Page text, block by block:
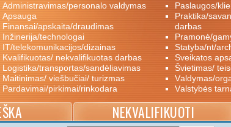
administravimas/personalo valdymas
apsauga
finansai/apskaita/draudimas
inžinerija/technologai
IT/telekomunikacijos/dizainas
kvalifikuotas/ nekvalifikuotas darbas
logistika/transportas/sandėliavimas
maitinimas/ viešbučiai/ turizmas
pardavimai/pirkimai/rinkodara
paslaugos/
praktika/savanoriškas darbas/papildomas
darbas
pramonė/
statyba/nt/
sveikatos
švietimas/
valdymas/
valstybės
NEKVALIFIKUOTI